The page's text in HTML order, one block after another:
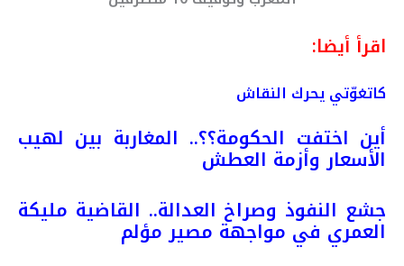
اقرأ أيضا:
كاتغوّتي يحرك النقاش
أين اختفت الحكومة؟؟.. المغاربة بين لهيب
الأسعار وأزمة العطش
جشع النفوذ وصراخ العدالة.. القاضية مليكة
العمري في مواجهة مصير مؤلم